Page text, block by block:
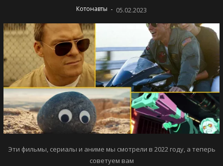
Котонавты - 05.02.2023
Эти фильмы, сериалы и аниме мы смотрели в 2022 году, а теперь
советуем вам